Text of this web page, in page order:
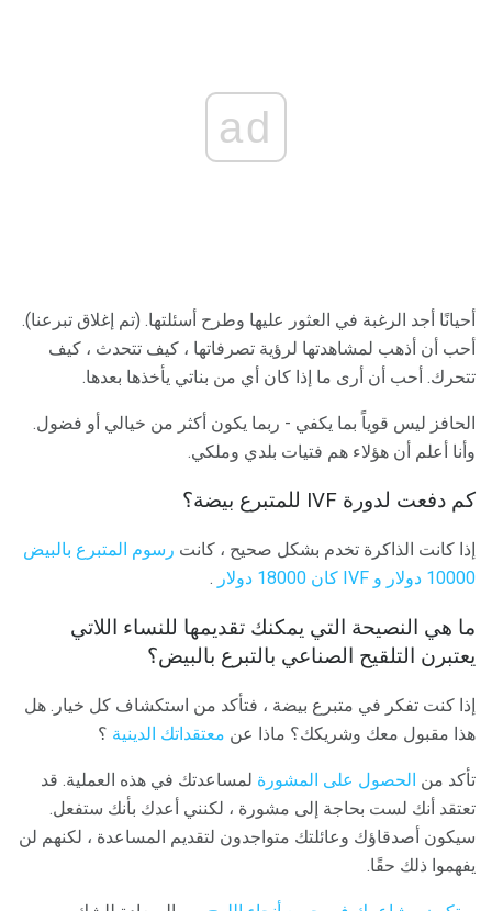
ad
أحيانًا أجد الرغبة في العثور عليها وطرح أسئلتها. (تم إغلاق تبرعنا).
أحب أن أذهب لمشاهدتها لرؤية تصرفاتها ، كيف تتحدث ، كيف
تتحرك. أحب أن أرى ما إذا كان أي من بناتي يأخذها بعدها.
الحافز ليس قوياً بما يكفي - ربما يكون أكثر من خيالي أو فضول.
وأنا أعلم أن هؤلاء هم فتيات بلدي وملكي.
كم دفعت لدورة IVF للمتبرع بيضة؟
إذا كانت الذاكرة تخدم بشكل صحيح ، كانت رسوم المتبرع بالبيض
10000 دولار و IVF كان 18000 دولار
.
ما هي النصيحة التي يمكنك تقديمها للنساء اللاتي
يعتبرن التلقيح الصناعي بالتبرع بالبيض؟
إذا كنت تفكر في متبرع بيضة ، فتأكد من استكشاف كل خيار. هل
هذا مقبول معك وشريكك؟ ماذا عن معتقداتك الدينية ؟
تأكد من الحصول على المشورة لمساعدتك في هذه العملية. قد
تعتقد أنك لست بحاجة إلى مشورة ، لكنني أعدك بأنك ستفعل.
سيكون أصدقاؤك وعائلتك متواجدون لتقديم المساعدة ، لكنهم لن
يفهموا ذلك حقًا.